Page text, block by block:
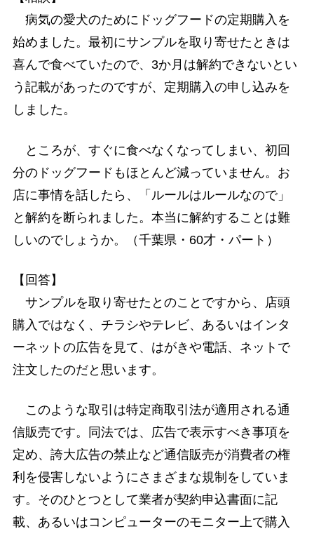
病気の愛犬のためにドッグフードの定期購入を
始めました。最初にサンプルを取り寄せたときは
喜んで食べていたので、3か月は解約できないとい
う記載があったのですが、定期購入の申し込みを
しました。
ところが、すぐに食べなくなってしまい、初回
分のドッグフードもほとんど減っていません。お
店に事情を話したら、「ルールはルールなので」
と解約を断られました。本当に解約することは難
しいのでしょうか。（千葉県・60才・パート）
【回答】
サンプルを取り寄せたとのことですから、店頭
購入ではなく、チラシやテレビ、あるいはインタ
ーネットの広告を見て、はがきや電話、ネットで
注文したのだと思います。
このような取引は特定商取引法が適用される通
信販売です。同法では、広告で表示すべき事項を
定め、誇大広告の禁止など通信販売が消費者の権
利を侵害しないようにさまざまな規制をしていま
す。そのひとつとして業者が契約申込書面に記
載、あるいはコンピューターのモニター上で購入